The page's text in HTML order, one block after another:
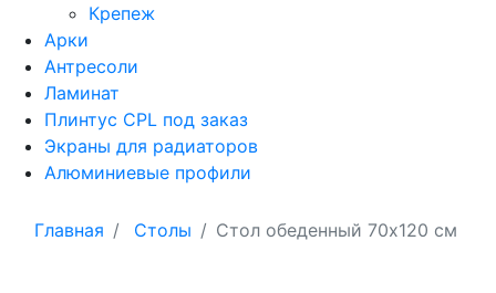
Крепеж
Арки
Антресоли
Ламинат
Плинтус CPL под заказ
Экраны для радиаторов
Алюминиевые профили
Главная Столы Стол обеденный 70х120 см